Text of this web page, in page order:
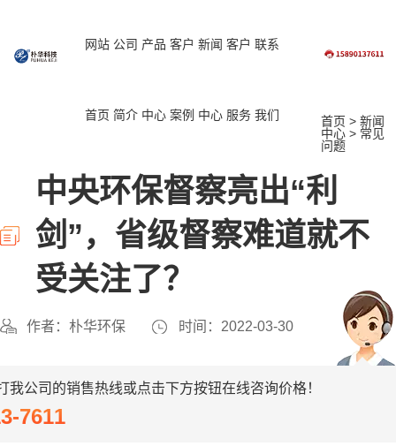
网站
首页
公司
简介
产品
中心
客户
案例
新闻
中心
客户
服务
联系
我们 首页 >新闻
中心 > 常见
问题
中央环保督察亮出“利
剑”，省级督察难道就不
受关注了？
作者：朴华环保 时间：2022-03-30
公司的销售热线或点击下方按钮在线咨询价格！
7611